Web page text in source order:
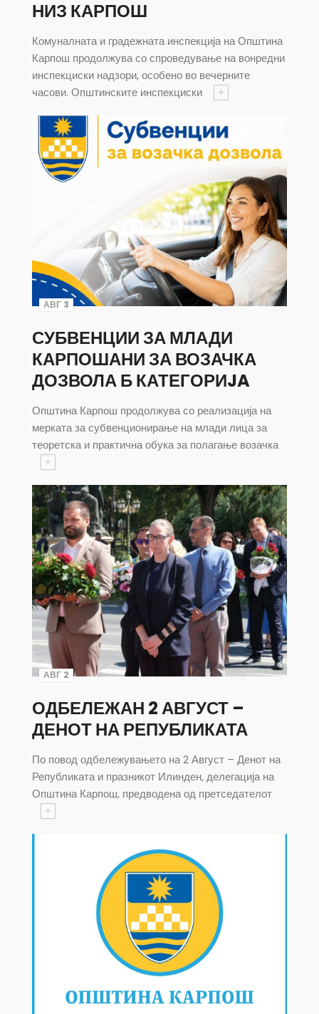
НИЗ КАРПОШ
Комуналната и градежната инспекција на Општина
Карпош продолжува со спроведување на вонредни
инспекциски надзори, особено во вечерните
часови. Општинските инспекциски
+
АВГ 3
СУБВЕНЦИИ ЗА МЛАДИ
КАРПОШАНИ ЗА ВОЗАЧКА
ДОЗВОЛА Б КАТЕГОРИJA
Општина Карпош продолжува со реализација на
мерката за субвенционирање на млади лица за
теоретска и практична обука за полагање возачка
+
АВГ 2
ОДБЕЛЕЖАН 2 АВГУСТ –
ДЕНОТ НА РЕПУБЛИКАТА
По повод одбележувањето на 2 Август – Денот на
Републиката и празникот Илинден, делегација на
Општина Карпош, предводена од претседателот
+